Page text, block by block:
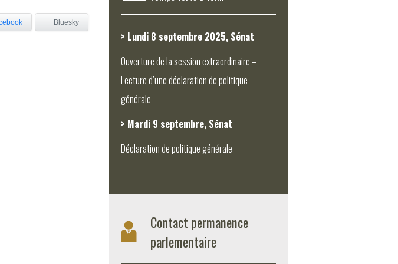
Bluesky
> Lundi 8 septembre 2025, Sénat
Ouverture de la session extraordinaire –
Lecture d’une déclaration de politique
générale
> Mardi 9 septembre, Sénat
Déclaration de politique générale
Contact permanence
parlementaire